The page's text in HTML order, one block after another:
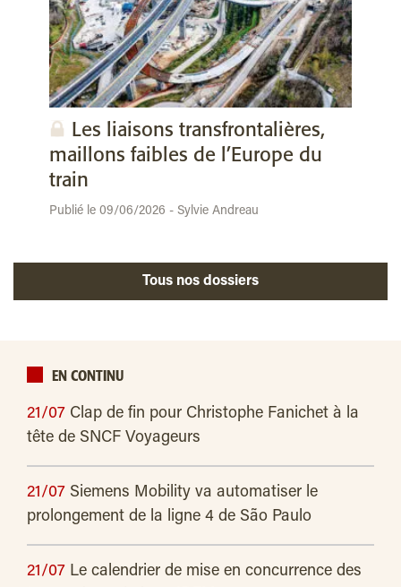
Les liaisons transfrontalières,
maillons faibles de l’Europe du
train
Publié le 09/06/2026 - Sylvie Andreau
Tous nos dossiers
EN CONTINU
21/07 Clap de fin pour Christophe Fanichet à la
tête de SNCF Voyageurs
21/07 Siemens Mobility va automatiser le
prolongement de la ligne 4 de São Paulo
21/07 Le calendrier de mise en concurrence des